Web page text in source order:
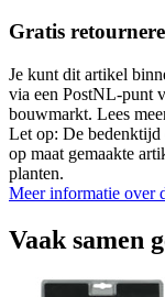
Gratis
Je kunt dit artikel
via een PostNL-punt
bouwmarkt. Lees
Let op: De bedenktijd
op maat gemaakte
planten.
Meer informatie over
Vaak samen